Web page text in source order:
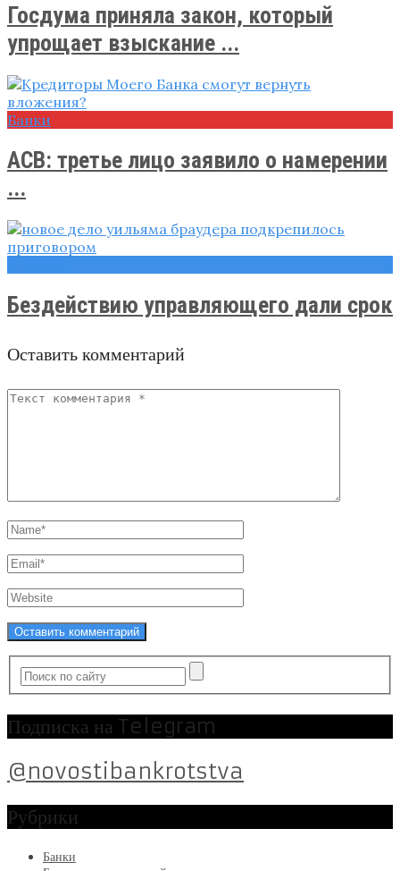
Госдума приняла закон, который
упрощает взыскание ...
Банки
АСВ: третье лицо заявило о намерении
...
Бездействию управляющего дали срок
Оставить комментарий
Подписка на Telegram
@novostibankrotstva
Рубрики
Банки